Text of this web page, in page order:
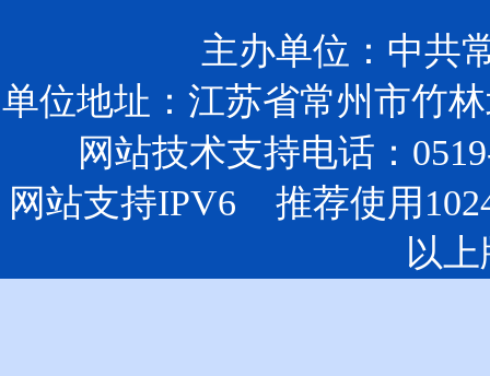
主办单位：中共
单位地址：江苏省常州市竹
网站技术支持电话：
网站支持IPV6 推荐使用
以